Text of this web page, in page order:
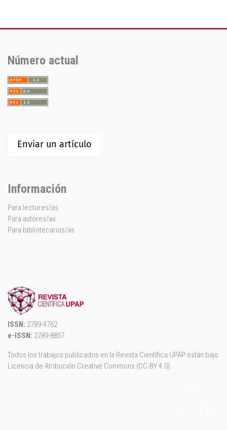
Número actual
Enviar un artículo
Información
Para lectores/as
Para autores/as
Para bibliotecarios/as
ISSN: 2789-4762
e-ISSN: 2789-8857
Todos los trabajos publicados en la Revista Científica UPAP están bajo
Licencia de Atribución Creative Commons (CC-BY 4.0).